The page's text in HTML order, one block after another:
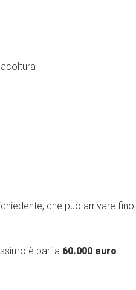
che può arrivare fino
è pari a 60.000 euro